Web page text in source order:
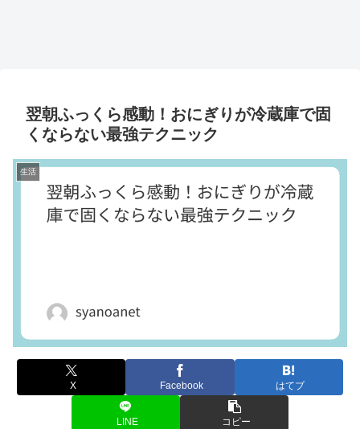
翌朝ふっくら感動！おにぎりが冷蔵庫で固
くならない最強テクニック
生活
X Facebook はてブ
LINE コピー